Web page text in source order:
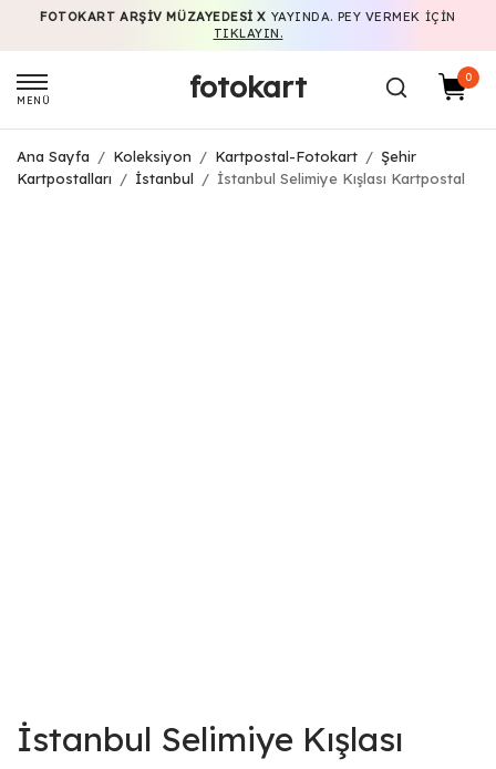
FOTOKART ARŞIV MÜZAYEDESI X YAYINDA. PEY VERMEK IÇIN
TIKLAYIN.
MENÜ fotokart 0
Ana Sayfa / Koleksiyon / Kartpostal-Fotokart / Şehir
Kartpostalları
/ İstanbul / İstanbul Selimiye Kışlası Kartpostal
İstanbul Selimiye Kışlası